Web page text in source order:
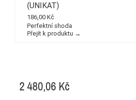
(UNIKAT)
186,00 Kč
Perfektní shoda
Přejít k produktu →
2 480,06 Kč